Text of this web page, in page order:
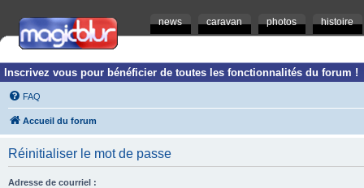
news caravan photos histoire
Inscrivez vous pour bénéficier de toutes les fonctionnalités du forum !
FAQ
Accueil du forum
Réinitialiser le mot de passe
Adresse de courriel :